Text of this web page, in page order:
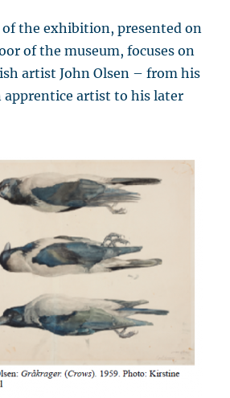
of the exhibition, presented on
of the museum, focuses on
artist John Olsen – from his
apprentice artist to his later